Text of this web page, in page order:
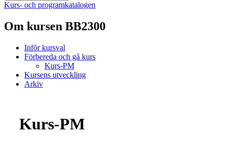
Kurs- och programkatalogen
Om kursen BB2300
Inför kursval
Förbereda och gå kurs
Kurs-PM
Kursens utveckling
Arkiv
Kurs-PM